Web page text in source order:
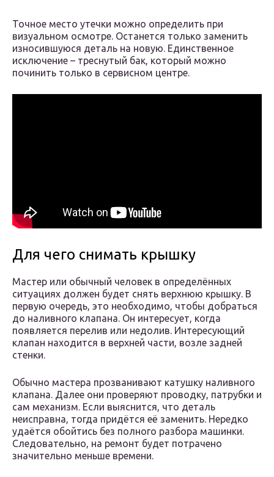
Точное место утечки можно определить при
визуальном осмотре. Останется только заменить
износившуюся деталь на новую. Единственное
исключение – треснутый бак, который можно
починить только в сервисном центре.
Для чего снимать крышку
Мастер или обычный человек в определённых
ситуациях должен будет снять верхнюю крышку. В
первую очередь, это необходимо, чтобы добраться
до наливного клапана. Он интересует, когда
появляется перелив или недолив. Интересующий
клапан находится в верхней части, возле задней
стенки.
Обычно мастера прозванивают катушку наливного
клапана. Далее они проверяют проводку, патрубки и
сам механизм. Если выяснится, что деталь
неисправна, тогда придётся её заменить. Нередко
удаётся обойтись без полного разбора машинки.
Следовательно, на ремонт будет потрачено
значительно меньше времени.